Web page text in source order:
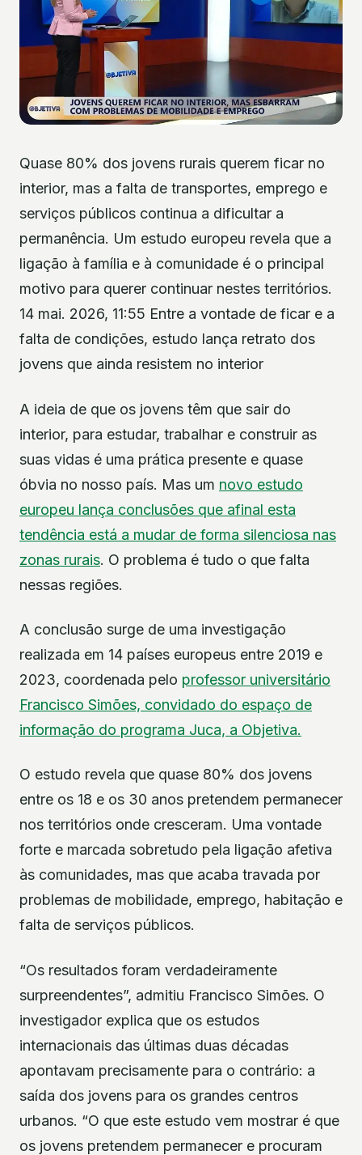
Quase 80% dos jovens rurais querem ficar no
interior, mas a falta de transportes, emprego e
serviços públicos continua a dificultar a
permanência. Um estudo europeu revela que a
ligação à família e à comunidade é o principal
motivo para querer continuar nestes territórios.
14 mai. 2026, 11:55 Entre a vontade de ficar e a
falta de condições, estudo lança retrato dos
jovens que ainda resistem no interior
A ideia de que os jovens têm que sair do
interior, para estudar, trabalhar e construir as
suas vidas é uma prática presente e quase
óbvia no nosso país. Mas um novo estudo
europeu lança conclusões que afinal esta
tendência está a mudar de forma silenciosa nas
zonas rurais. O problema é tudo o que falta
nessas regiões.
A conclusão surge de uma investigação
realizada em 14 países europeus entre 2019 e
2023, coordenada pelo professor universitário
Francisco Simões, convidado do espaço de
informação do programa Juca, a Objetiva.
O estudo revela que quase 80% dos jovens
entre os 18 e os 30 anos pretendem permanecer
nos territórios onde cresceram. Uma vontade
forte e marcada sobretudo pela ligação afetiva
às comunidades, mas que acaba travada por
problemas de mobilidade, emprego, habitação e
falta de serviços públicos.
“Os resultados foram verdadeiramente
surpreendentes”, admitiu Francisco Simões. O
investigador explica que os estudos
internacionais das últimas duas décadas
apontavam precisamente para o contrário: a
saída dos jovens para os grandes centros
urbanos. “O que este estudo vem mostrar é que
os jovens pretendem permanecer e procuram